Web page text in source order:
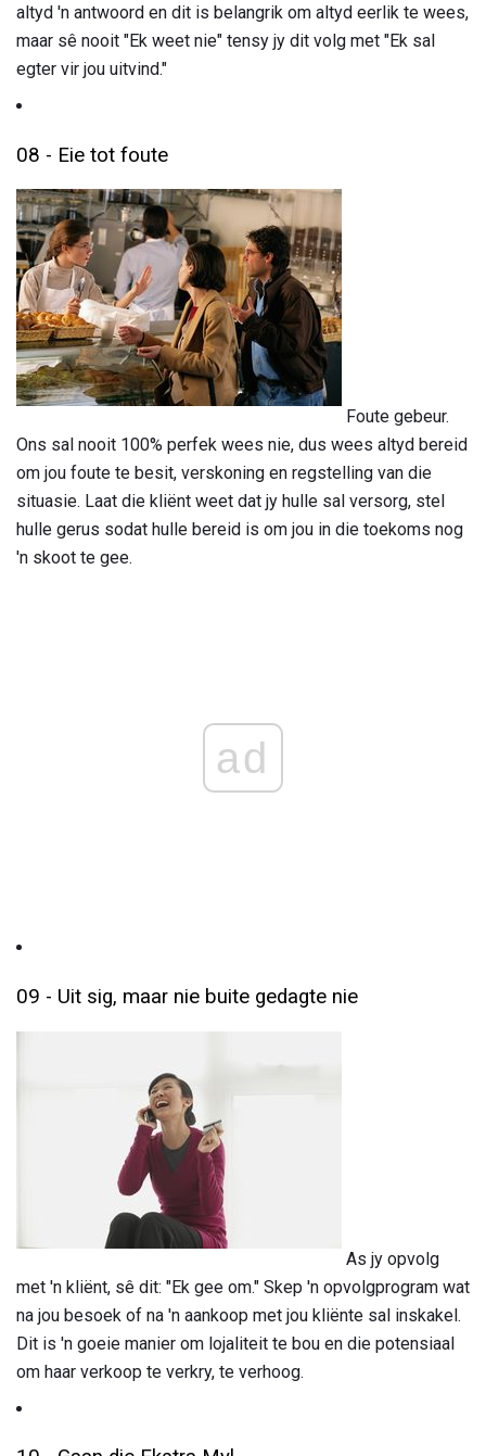
altyd 'n antwoord en dit is belangrik om altyd eerlik te wees,
maar sê nooit "Ek weet nie" tensy jy dit volg met "Ek sal
egter vir jou uitvind."
08 - Eie tot foute
Foute gebeur.
Ons sal nooit 100% perfek wees nie, dus wees altyd bereid
om jou foute te besit, verskoning en regstelling van die
situasie. Laat die kliënt weet dat jy hulle sal versorg, stel
hulle gerus sodat hulle bereid is om jou in die toekoms nog
'n skoot te gee.
ad
09 - Uit sig, maar nie buite gedagte nie
As jy opvolg
met 'n kliënt, sê dit: "Ek gee om." Skep 'n opvolgprogram wat
na jou besoek of na 'n aankoop met jou kliënte sal inskakel.
Dit is 'n goeie manier om lojaliteit te bou en die potensiaal
om haar verkoop te verkry, te verhoog.